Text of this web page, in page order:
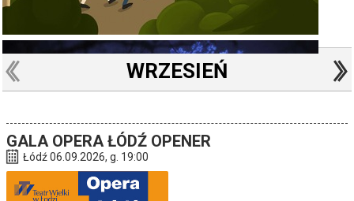
WRZESIEŃ
GALA OPERA ŁÓDŹ OPENER
Łódź 06.09.2026, g. 19:00